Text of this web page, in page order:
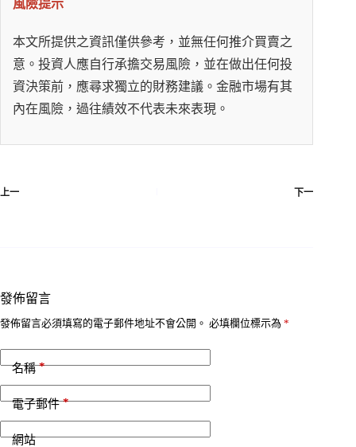
風險提示
本文所提供之資訊僅供參考，並無任何推介買賣之
意。投資人應自行承擔交易風險，並在做出任何投
資決策前，應尋求獨立的財務建議。金融市場有其
內在風險，過往績效不代表未來表現。
上一 下一
發佈留言
發佈留言必須填寫的電子郵件地址不會公開。 必填欄位標示為 *
名稱*
電子郵件*
網站